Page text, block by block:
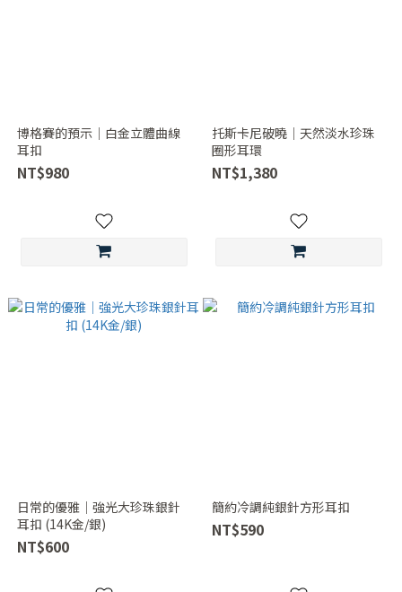
博格賽的預示｜白金立體曲線
耳扣
NT$980
托斯卡尼破曉｜天然淡水珍珠
圈形耳環
NT$1,380
日常的優雅｜強光大珍珠銀針
耳扣 (14K金/銀)
NT$600
簡約冷調純銀針方形耳扣
NT$590